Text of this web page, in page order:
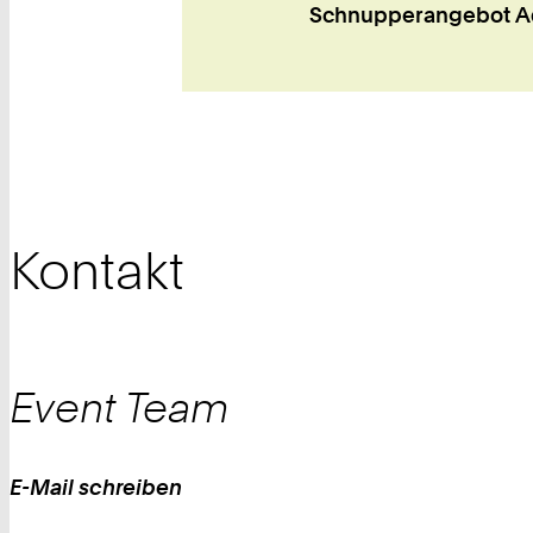
Schnupperangebot
Kontakt
Event Team
Work
E-Mail schreiben